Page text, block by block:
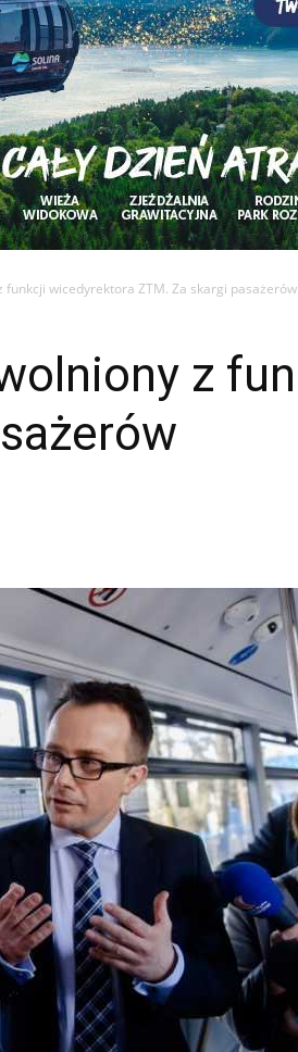
funkcji wicedyrektora ZTM. Za skargi pasażerów
z